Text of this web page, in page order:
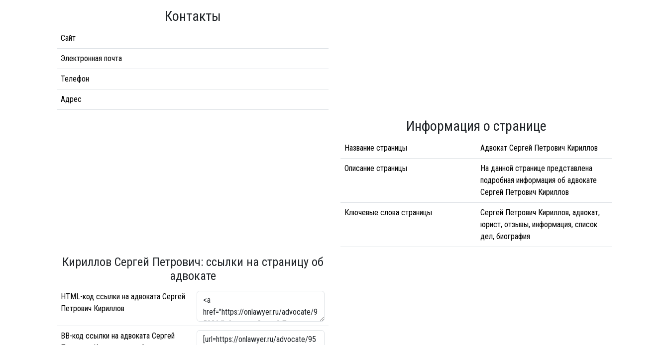
Контакты
Сайт
Электронная почта
Телефон
Адрес
Информация о странице
Название страницы Адвокат Сергей Петрович Кириллов
Описание страницы
На данной странице представлена
подробная информация об адвокате
Сергей Петрович Кириллов
Ключевые слова страницы
Сергей Петрович Кириллов, адвокат,
юрист, отзывы, информация, список
дел, биография
Кириллов Сергей Петрович: ссылки на страницу об
адвокате
HTML-код ссылки на адвоката Сергей
Петрович Кириллов
BB-код ссылки на адвоката Сергей